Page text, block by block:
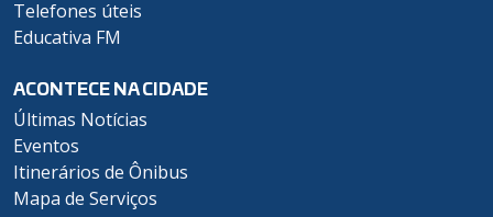
Telefones úteis
Educativa FM
ACONTECE NA CIDADE
Últimas Notícias
Eventos
Itinerários de Ônibus
Mapa de Serviços